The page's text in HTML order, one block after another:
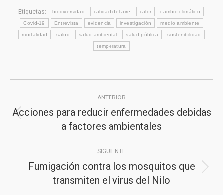
Etiquetas: biodiversidad calidad del aire calor cambio climático
Covid-19 Entrevista evidencia investigación medio ambiente
mortalidad salud salud ambiental salud pública sostenibilidad
temperatura
entre
publicaciones
ANTERIOR
Publicación
anterior:
Acciones para reducir enfermedades debidas
a factores ambientales
SIGUIENTE
Publicación
siguiente:
Fumigación contra los mosquitos que
transmiten el virus del Nilo